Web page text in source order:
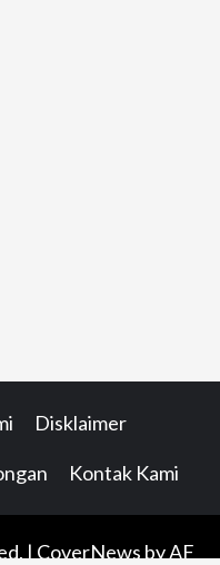
Disklaimer
Kontak Kami
| CoverNews by AF